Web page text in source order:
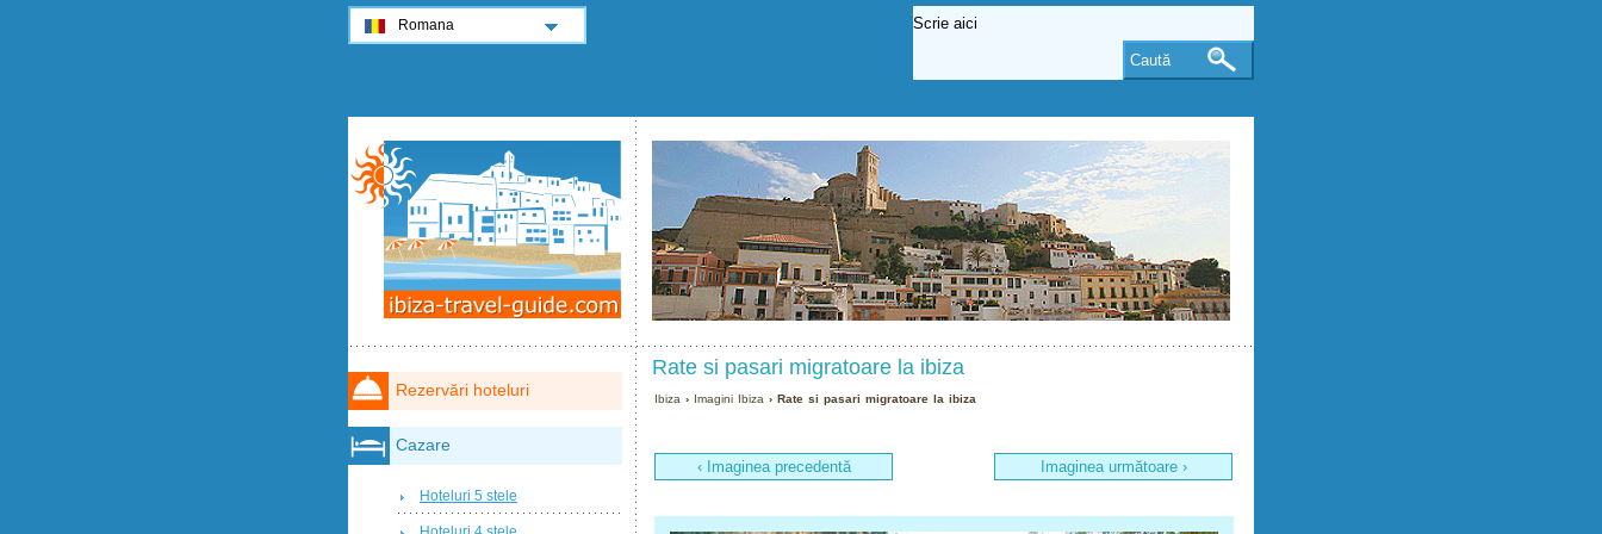
Rate si pasari migratoare la ibiza
Ibiza › Imagini Ibiza › Rate si pasari migratoare la ibiza
‹ Imaginea precedentă Imaginea următoare ›
Rezervări hoteluri
Cazare
Hoteluri 5 stele
Romana
Caută